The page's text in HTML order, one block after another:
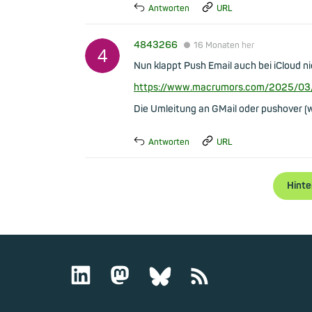
Antworten URL
4843266 ● 16 Monaten her
Nun klappt Push Email auch bei iCloud
https://www.macrumors.com/2025/
Die Umleitung an GMail oder pushover
Antworten URL